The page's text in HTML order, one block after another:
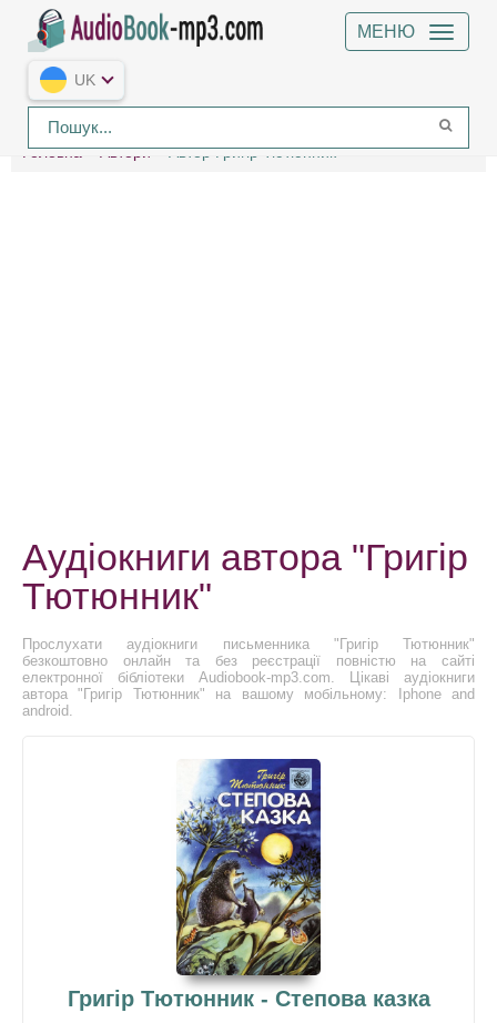
МЕНЮ
UK
Головна Автори Автор Григір Тютюнник
Аудіокниги автора "Григір
Тютюнник"
Прослухати аудіокниги письменника "Григір Тютюнник"
безкоштовно онлайн та без реєстрації повністю на сайті
електронної бібліотеки Audiobook-mp3.com. Цікаві аудіокниги
автора "Григір Тютюнник" на вашому мобільному: Iphone and
android.
Григір Тютюнник - Степова казка